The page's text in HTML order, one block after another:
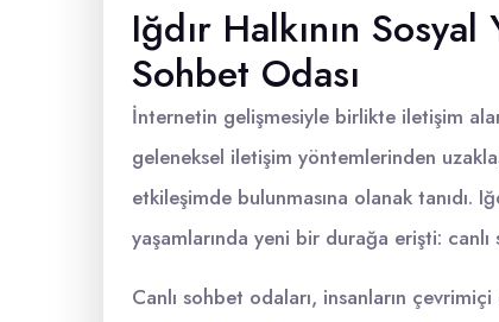
Iğdır Halkının
Sohbet Odası
İnternetin gelişmesiyle birlikte iletişim
geleneksel iletişim yöntemlerinden
etkileşimde bulunmasına olanak tanıdı.
yaşamlarında yeni bir durağa erişti: canlı
Canlı sohbet odaları, insanların